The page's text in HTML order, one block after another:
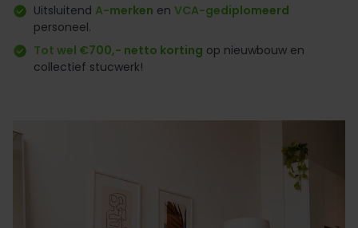
Uitsluitend A-merken en VCA-gediplomeerd
personeel.
Tot wel €700,- netto korting op nieuwbouw en
collectief stucwerk!